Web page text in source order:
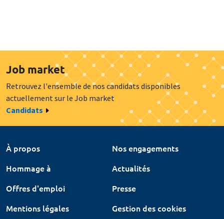
Job market
Retrouvez l'ensemble de nos candidats disponibles
actuellement sur le Job market
Candidats
À propos
Nos engagements
Hommage à
Actualités
Offres d'emploi
Presse
Mentions légales
Gestion des cookies